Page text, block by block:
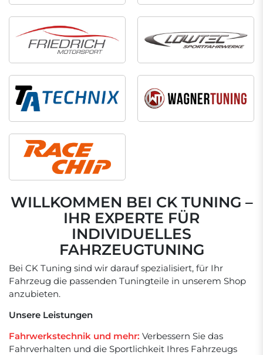
WILLKOMMEN BEI CK TUNING –
IHR EXPERTE FÜR
INDIVIDUELLES
FAHRZEUGTUNING
Bei CK Tuning sind wir darauf spezialisiert, für Ihr
Fahrzeug die passenden Tuningteile in unserem Shop
anzubieten.
Unsere Leistungen
Fahrwerkstechnik und mehr: Verbessern Sie das
Fahrverhalten und die Sportlichkeit Ihres Fahrzeugs